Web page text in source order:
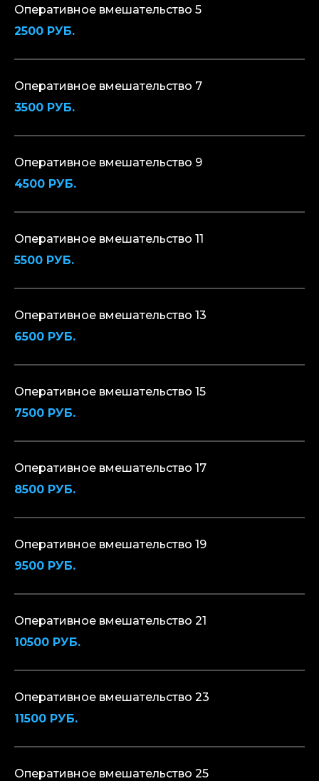
Оперативное вмешательство 5
2500 РУБ.
Оперативное вмешательство 7
3500 РУБ.
Оперативное вмешательство 9
4500 РУБ.
Оперативное вмешательство 11
5500 РУБ.
Оперативное вмешательство 13
6500 РУБ.
Оперативное вмешательство 15
7500 РУБ.
Оперативное вмешательство 17
8500 РУБ.
Оперативное вмешательство 19
9500 РУБ.
Оперативное вмешательство 21
10500 РУБ.
Оперативное вмешательство 23
11500 РУБ.
Оперативное вмешательство 25